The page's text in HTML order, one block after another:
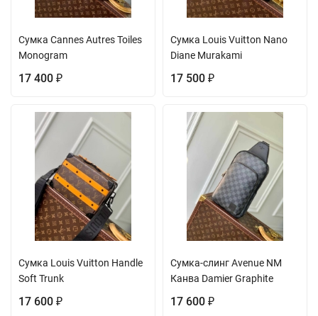
Сумка Cannes Autres Toiles
Monogram
17 400 ₽
Сумка Louis Vuitton Nano
Diane Murakami
17 500 ₽
Сумка Louis Vuitton Handle
Soft Trunk
17 600 ₽
Сумка-слинг Avenue NM
Канва Damier Graphite
17 600 ₽